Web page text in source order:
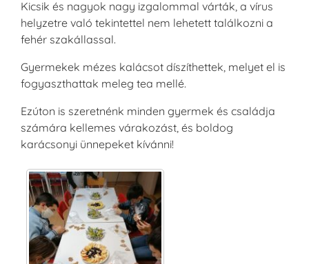
Kicsik és nagyok nagy izgalommal várták, a vírus
helyzetre való tekintettel nem lehetett találkozni a
fehér szakállassal.
Gyermekek mézes kalácsot díszíthettek, melyet el is
fogyaszthattak meleg tea mellé.
Ezúton is szeretnénk minden gyermek és családja
számára kellemes várakozást, és boldog
karácsonyi ünnepeket kívánni!